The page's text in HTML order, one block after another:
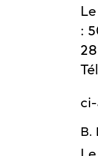
:
B.